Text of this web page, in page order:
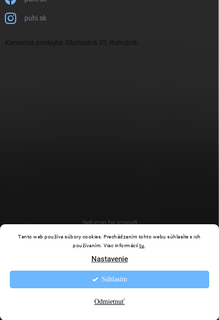
Tento web používa súbory cookies. Prechádzaním tohto webu súhlasíte s ich
používaním. Viac informáciítu
Nastavenie
Odmietnuť
Súhlasím
puhi.sk
Kamenná predajňa: Obchodná 35, Rohožník
Sell icon by Icons8
Vytvoril Shoptet
. Všetky práva vyhradené.